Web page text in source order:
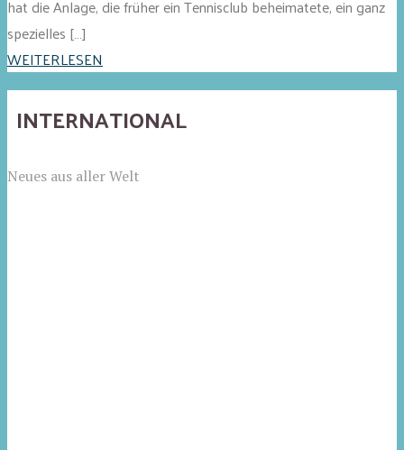
hat die Anlage, die früher ein Tennisclub beheimatete, ein ganz
spezielles […]
WEITERLESEN
INTERNATIONAL
Neues aus aller Welt